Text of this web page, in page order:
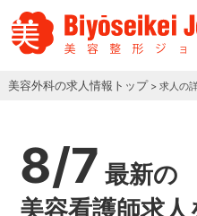
美容外科の求人情報トップ > 求人の
8/7 最新の
美容看護師求